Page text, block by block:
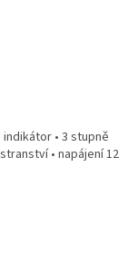
• 3 stupně
• napájení 12